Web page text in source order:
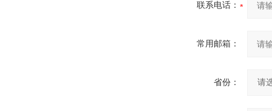
联系电话：
常用邮箱：
省份：